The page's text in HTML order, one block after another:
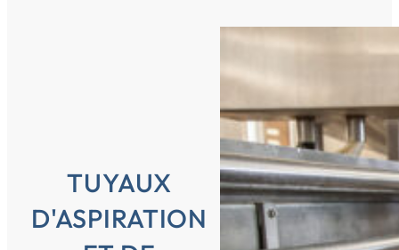
TUYAUX
D'ASPIRATION